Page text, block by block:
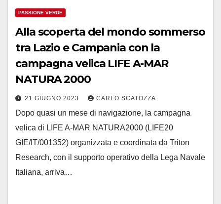
PASSIONE VERDE
Alla scoperta del mondo sommerso
tra Lazio e Campania con la
campagna velica LIFE A-MAR
NATURA 2000
21 GIUGNO 2023 CARLO SCATOZZA
Dopo quasi un mese di navigazione, la campagna
velica di LIFE A-MAR NATURA2000 (LIFE20
GIE/IT/001352) organizzata e coordinata da Triton
Research, con il supporto operativo della Lega Navale
Italiana, arriva…